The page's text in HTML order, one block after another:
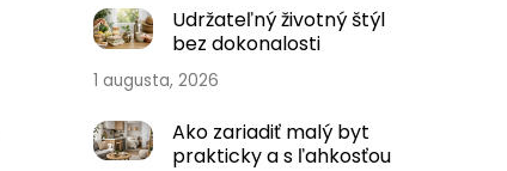
Udržateľný životný štýl
bez dokonalosti
1 augusta, 2026
Ako zariadiť malý byt
prakticky a s ľahkosťou